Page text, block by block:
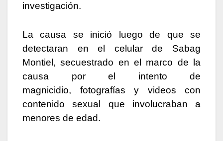
investigación.
La causa se inició luego de que se
detectaran en el celular de Sabag
Montiel, secuestrado en el marco de la
causa por el intento de
magnicidio, fotografías y videos con
contenido sexual que involucraban a
menores de edad.